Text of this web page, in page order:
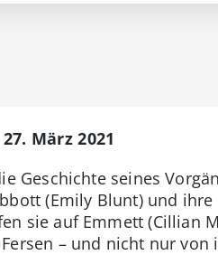
März 2021
Geschichte seines
(Emily Blunt) und
sie auf Emmett (Cillian
– und nicht nur von